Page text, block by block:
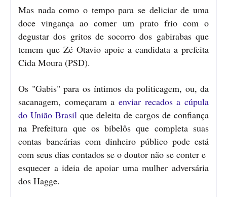
Mas nada como o tempo para se deliciar de uma
doce vingança ao comer um prato frio com o
degustar dos gritos de socorro dos gabirabas que
temem que Zé Otavio apoie a candidata a prefeita
Cida Moura (PSD).
Os "Gabis" para os íntimos da politicagem, ou, da
sacanagem, começaram a enviar recados a cúpula
do União Brasil que deleita de cargos de confiança
na Prefeitura que os bibelôs que completa suas
contas bancárias com dinheiro público pode está
com seus dias contados se o doutor não se conter e
esquecer a ideia de apoiar uma mulher adversária
dos Hagge.